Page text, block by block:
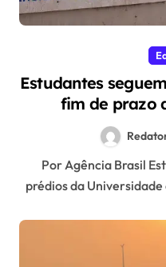
Estudantes
fim de prazo
Por Agência Brasil Estudantes seguem ocupando
prédios da